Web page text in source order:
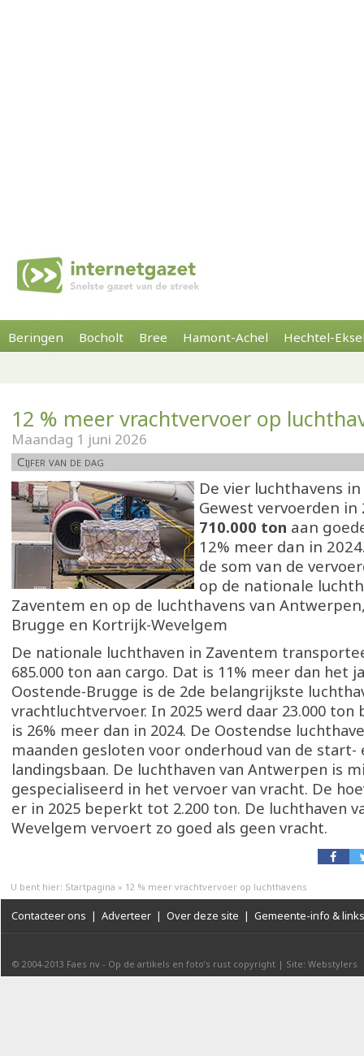
Beringen Bocholt Bree Hamont-Achel Hechtel-
12 % meer vrachtvervoer op
Maandag 1 juni 2026
Cijfer van de dag
De vier luchthavens
Gewest vervoerden in
710.000 ton aan
12% meer dan in
de som van de
op de nationale
Zaventem en op de luchthavens van
Brugge en Kortrijk-Wevelgem
De nationale luchthaven in Zaventem
685.000 ton aan cargo. Dat is 11% meer dan het
Oostende-Brugge is de 2de belangrijkste
vrachtluchtvervoer. In 2025 werd daar 23.000 ton
is 26% meer dan in 2024. De Oostendse
maanden gesloten voor onderhoud van de start-
landingsbaan. De luchthaven van Antwerpen is
gespecialiseerd in het vervoer van vracht. De
er in 2025 beperkt tot 2.200 ton. De luchthaven
Wevelgem vervoert zo goed als geen vracht.
U bent hier: Startpagina » 12 % meer vrachtvervoer op luchthavens
Contacteer ons | Adverteer | Over deze site | Gemeente-info & links
© 2004-2013 Faes nv - Op de artikels en foto’s rust copyright | Site: Webstylers